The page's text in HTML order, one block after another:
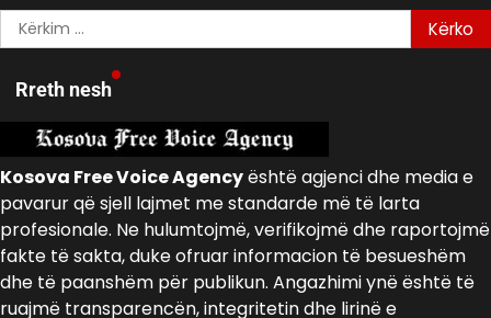
Kërko
për:
Rreth nesh
Kosova Free Voice Agencyështë agjenci dhe media e
pavarur që sjell lajmet me standarde më të larta
profesionale. Ne hulumtojmë, verifikojmë dhe raportojmë
fakte të sakta, duke ofruar informacion të besueshëm
dhe të paanshëm për publikun. Angazhimi ynë është të
ruajmë transparencën, integritetin dhe lirinë e